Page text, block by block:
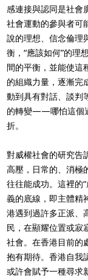
感連接與認同是社會
社會運動的參與者可
說的理想、信念倫理
衡，“應該如何”的理
間的平衡，並能使這
的組織力量，逐漸完
動到具有對話、談判
的轉變——哪怕這個
折。
對威權社會的研究告
高壓，日常的、消極
往往能成功。這裡的
義的底線，即主體精
港遇到過許多正派、
民，在顯耀位置或寂
社會。在香港目前的
抱有期待。香港自我
或許會賦予一種尋求